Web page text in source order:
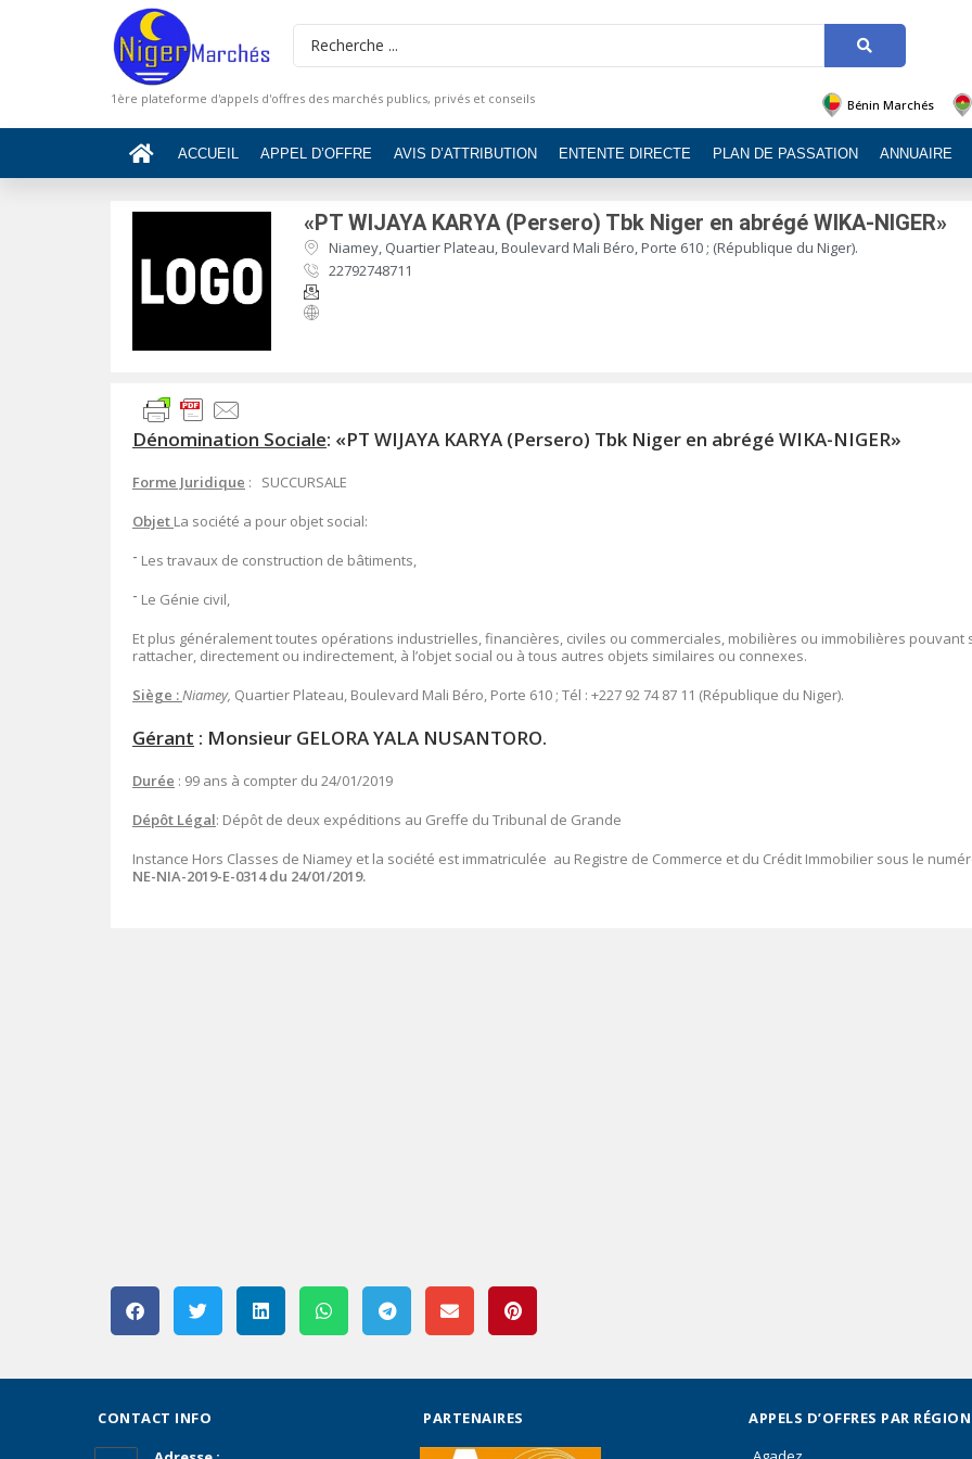
1ère plateforme d'appels d'offres des marchés publics, privés et conseils Bénin Marchés
ACCUEIL APPEL D’OFFRE AVIS D’ATTRIBUTION ENTENTE DIRECTE PLAN DE PASSATION ANNUAIRE
«PT WIJAYA KARYA (Persero) Tbk Niger en abrégé WIKA-NIGER»
Niamey, Quartier Plateau, Boulevard Mali Béro, Porte 610 ; (République du Niger).
22792748711
Dénomination Sociale: «PT WIJAYA KARYA (Persero) Tbk Niger en abrégé WIKA-NIGER»
Forme Juridique : SUCCURSALE
Objet La société a pour objet social:
־ Les travaux de construction de bâtiments,
־ Le Génie civil,
Et plus généralement toutes opérations industrielles, financières, civiles ou commerciales, mobilières ou immobilières pouvant
rattacher, directement ou indirectement, à l’objet social ou à tous autres objets similaires ou connexes.
Siège :Niamey, Quartier Plateau, Boulevard Mali Béro, Porte 610 ; Tél : +227 92 74 87 11 (République du Niger).
Gérant : Monsieur GELORA YALA NUSANTORO.
Durée : 99 ans à compter du 24/01/2019
Dépôt Légal: Dépôt de deux expéditions au Greffe du Tribunal de Grande
Instance Hors Classes de Niamey et la société est immatriculée au Registre de Commerce et du Crédit Immobilier sous le
NE-NIA-2019-E-0314 du 24/01/2019.
CONTACT INFO
PARTENAIRES
APPELS D’OFFRES PAR RÉGION